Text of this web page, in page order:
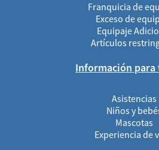
Franquicia de
Exceso de
Equipaje
Artículos
Información para
Asistencias
Niños y
Mascotas
Experiencia de